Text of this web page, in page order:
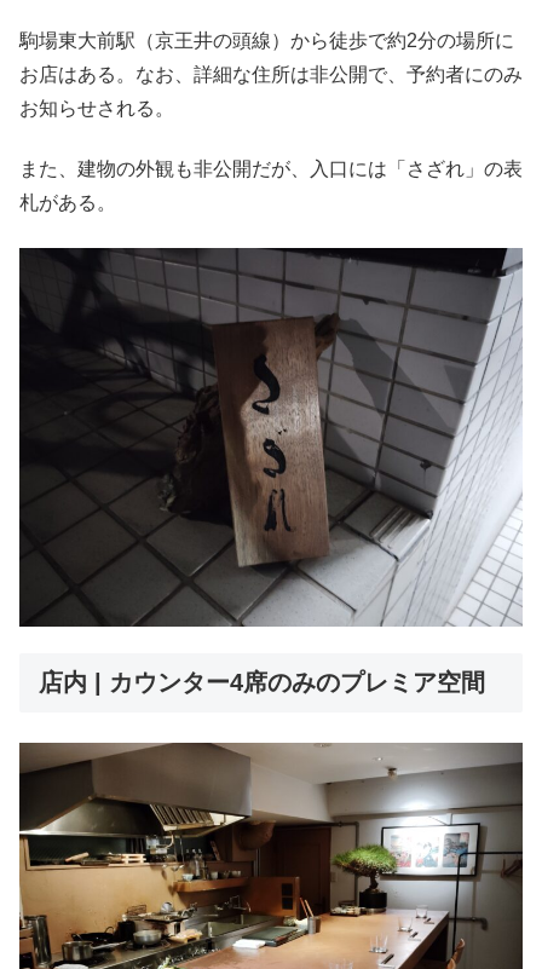
駒場東大前駅（京王井の頭線）から徒歩で約2分の場所に
お店はある。なお、詳細な住所は非公開で、予約者にのみ
お知らせされる。
また、建物の外観も非公開だが、入口には「さざれ」の表
札がある。
店内 | カウンター4席のみのプレミア空間